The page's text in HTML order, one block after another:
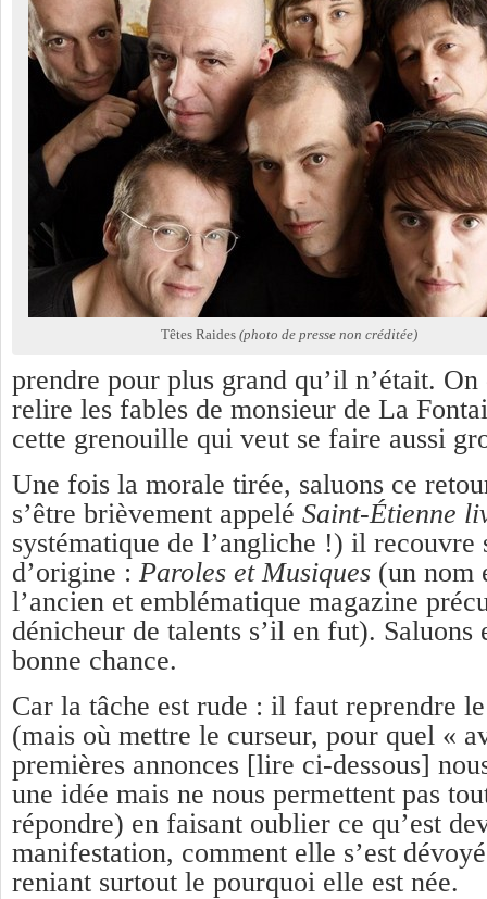
Têtes Raides (photo de presse non créditée)
prendre pour plus grand qu’il n’était.
relire les fables de monsieur de La
cette grenouille qui veut se faire aussi
Une fois la morale tirée, saluons ce
s’être brièvement appelé Saint-Étienne
systématique de l’angliche !) il recouvre
d’origine : Paroles et Musiques (un nom
l’ancien et emblématique magazine
dénicheur de talents s’il en fut). Saluons
bonne chance.
Car la tâche est rude : il faut reprendre
(mais où mettre le curseur, pour quel «
premières annonces [lire ci-dessous]
une idée mais ne nous permettent pas
répondre) en faisant oublier ce qu’est
manifestation, comment elle s’est
reniant surtout le pourquoi elle est née.